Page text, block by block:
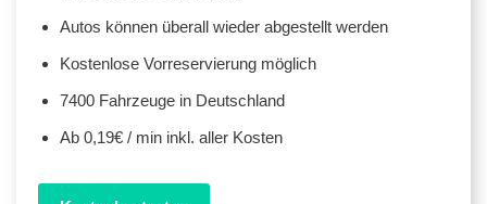
Autos können überall wieder abgestellt werden
Kostenlose Vorreservierung möglich
7400 Fahrzeuge in Deutschland
Ab 0,19€ / min inkl. aller Kosten